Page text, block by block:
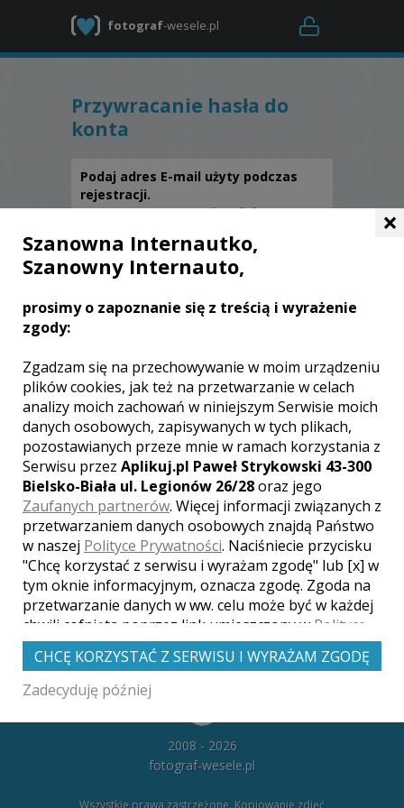
fotograf-wesele.pl
Przywracanie hasła do
konta
Podaj adres E-mail użyty podczas
rejestracji.
Na niego zostanie wysłany link
hasła.
Adres E-mail
PRZYWRÓĆ HASŁO
kontakt
Copyright
2008 - 2026
fotograf-wesele.pl
Wszystkie prawa zastrzeżone. Kopiowanie zdjęć
×
Szanowna Internautko,
Szanowny Internauto,
prosimy o zapoznanie się z treścią i wyrażenie
zgody:
Zgadzam się na przechowywanie w moim urządzeniu
plików cookies, jak też na przetwarzanie w celach
analizy moich zachowań w niniejszym Serwisie moich
danych osobowych, zapisywanych w tych plikach,
pozostawianych przeze mnie w ramach korzystania z
Serwisu przez Aplikuj.pl Paweł Strykowski 43-300
Bielsko-Biała ul. Legionów 26/28oraz jego
Zaufanych partnerów. Więcej informacji związanych z
przetwarzaniem danych osobowych znajdą Państwo
w naszej Polityce Prywatności. Naciśniecie przycisku
"Chcę korzystać z serwisu i wyrażam zgodę" lub [x] w
tym oknie informacyjnym, oznacza zgodę. Zgoda na
przetwarzanie danych w ww. celu może być w każdej
chwili cofnięta poprzez link umieszczony w Polityce
Prywatności.
Czytaj więcej
CHCĘ KORZYSTAĆ Z SERWISU I WYRAŻAM ZGODĘ
Zadecyduję później